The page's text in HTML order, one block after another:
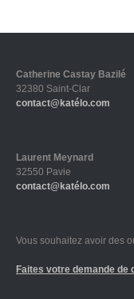
Catherine Castay Bazilé
32380 Saint-Clar
contact@katélo.com
Laurent Meynard
32550 Pavie
contact@katélo.com
Vous souhaitez avoir des
Faites votre demande de